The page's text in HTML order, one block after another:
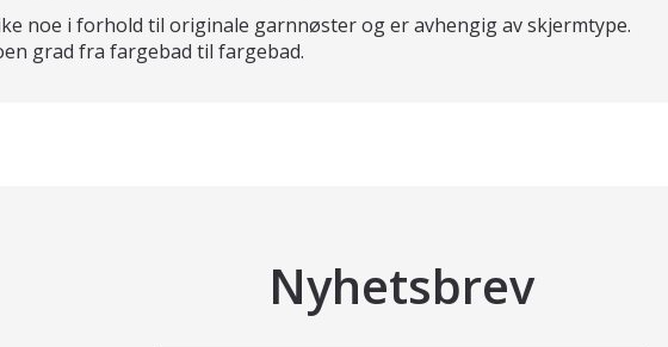
noe i forhold til originale garnnøster og er avhengig av skjermtype.
grad fra fargebad til fargebad.
Nyhetsbrev